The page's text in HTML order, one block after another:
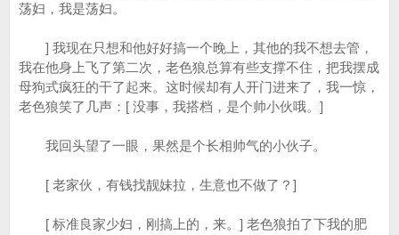
荡妇，我是荡妇。
] 我现在只想和他好好搞一个晚上，其他的我不想去管，
我在他身上飞了第二次，老色狼总算有些支撑不住，把我摆成
母狗式疯狂的干了起来。这时候却有人开门进来了，我一惊，
老色狼笑了几声：[ 没事，我搭档，是个帅小伙哦。]
我回头望了一眼，果然是个长相帅气的小伙子。
[ 老家伙，有钱找靓妹拉，生意也不做了？]
[ 标准良家少妇，刚搞上的，来。] 老色狼拍了下我的肥